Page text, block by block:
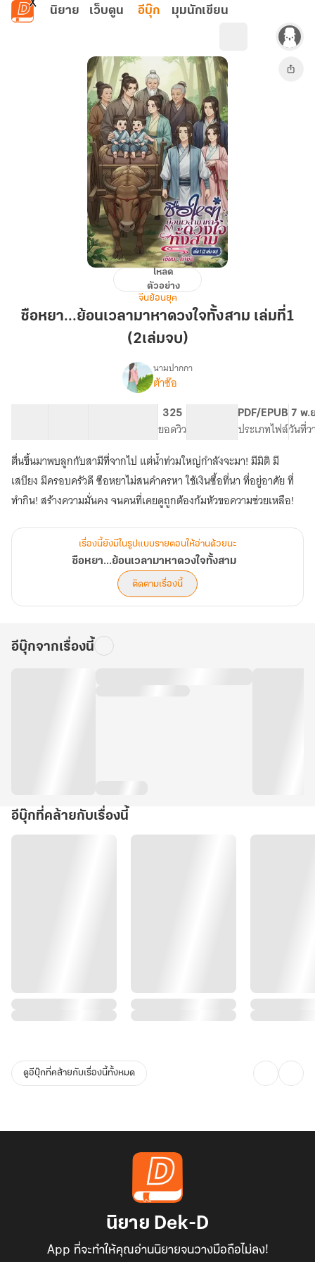
ข้ามไปยังเนื้อหาหลัก
นิยาย เว็บตูน อีบุ๊ก มุมนักเขียน
ยา...ย้อน
เวลา
ที่1
(2เล่ม
จบ)
โหลด
ตัวอย่าง
จีนย้อนยุค
ซือหยา...ย้อนเวลามาหาดวงใจทั้งสาม เล่มที่1
(2เล่มจบ)
เรื่อง
ยา...ย้อน
เวลา
มา
หาด
วง
ใจ
ทั้ง
สาม
นามปากกา
ต้าซ๊อ
325
ยอดวิว
PDF/EPUB
ประเภทไฟล์
7 พ.
วันที่ว
ตื่นขึ้นมาพบลูกกับสามีที่จากไป แต่น้ำท่วมใหญ่กำลังจะมา! มีมิติ มี
เสบียง มีครอบครัวดี ซือหยาไม่สนคำครหา ใช้เงินซื้อที่นา ที่อยู่อาศัย ที่
ทำกิน! สร้างความมั่นคง จนคนที่เคยดูถูกต้องก้มหัวขอความช่วยเหลือ!
เรื่องนี้ยังมีในรูปแบบรายตอนให้อ่านด้วยนะ
ซือหยา...ย้อนเวลามาหาดวงใจทั้งสาม
ติดตามเรื่องนี้
อีบุ๊กจากเรื่องนี้
อีบุ๊กที่คล้ายกับเรื่องนี้
ดูอีบุ๊กที่คล้ายกับเรื่องนี้ทั้งหมด
นิยาย Dek-D
App ที่จะทำให้คุณอ่านนิยายจนวางมือถือไม่ลง!